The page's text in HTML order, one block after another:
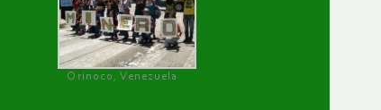
Orinoco, Venezuela